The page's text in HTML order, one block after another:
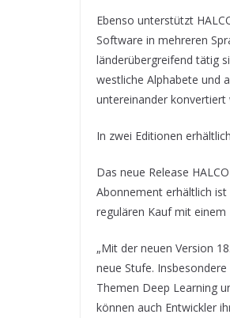
Ebenso unterstützt
Software in mehreren
länderübergreifend tätig
westliche Alphabete und
untereinander konvertiert
In zwei Editionen erhältlich
Das neue Release
Abonnement erhältlich
regulären Kauf mit einem
„Mit der neuen Version
neue Stufe.
Themen Deep Learning
können auch Entwickler